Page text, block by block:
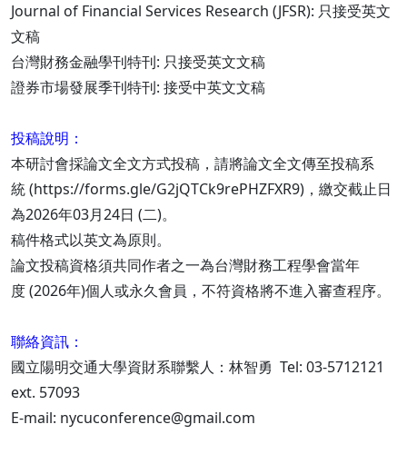
Journal of Financial Services Research (JFSR): 只接受英文
文稿
台灣財務金融學刊特刊: 只接受英文文稿
證券市場發展季刊特刊: 接受中英文文稿
投稿說明：
本研討會採論文全文方式投稿，請將論文全文傳至投稿系
統 (https://forms.gle/G2jQTCk9rePHZFXR9)，繳交截止日
為2026年03月24日 (二)。
稿件格式以英文為原則。
論文投稿資格須共同作者之一為台灣財務工程學會當年
度 (2026年)個人或永久會員，不符資格將不進入審查程序。
聯絡資訊：
國立陽明交通大學資財系聯繫人：林智勇 Tel: 03-5712121
ext. 57093
E-mail: nycuconference@gmail.com